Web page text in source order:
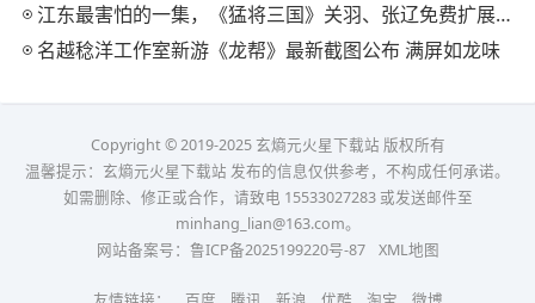
江东最害怕的一集，《猛将三国》关羽、张辽免费扩展包现已上线
名越稔洋工作室新游《龙帮》最新截图公布 满屏如龙味
Copyright © 2019-2025 玄熵元火星下载站 版权所有
温馨提示：玄熵元火星下载站 发布的信息仅供参考，不构成任何承诺。
如需删除、修正或合作，请致电 15533027283 或发送邮件至
minhang_lian@163.com。
网站备案号： 鲁ICP备2025199220号-87 XML地图